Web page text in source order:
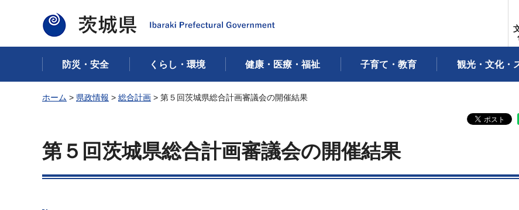
茨城県
防災・安全 くらし・環境 健康・医療・福祉 子育て・教育 観光・文化・
ホーム > 県政情報 > 総合計画 > 第５回茨城県総合計画審議会の開催結果
第５回茨城県総合計画審議会の開催結果